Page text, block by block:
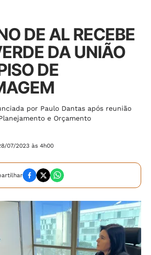
DE AL RECEBE
DA UNIÃO
DE
por Paulo Dantas após reunião
e Orçamento
07/2023 às 4h00